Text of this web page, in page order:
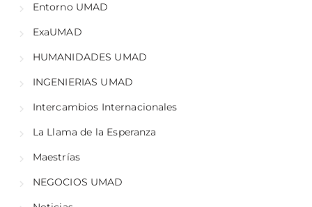
Entorno UMAD
ExaUMAD
HUMANIDADES UMAD
INGENIERIAS UMAD
Intercambios Internacionales
La Llama de la Esperanza
Maestrías
NEGOCIOS UMAD